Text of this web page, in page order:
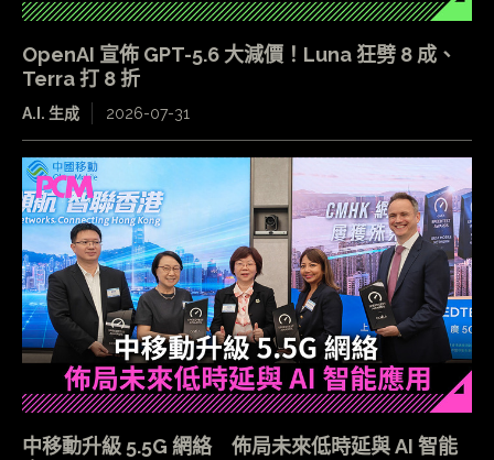
OpenAI 宣佈 GPT-5.6 大減價！Luna 狂劈 8 成、
Terra 打 8 折
A.I. 生成 2026-07-31
中移動升級 5.5G 網絡 佈局未來低時延與 AI 智能